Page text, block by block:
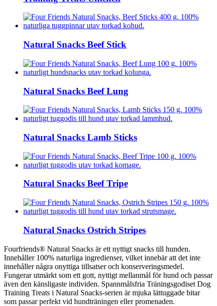
Natural Snacks Beef Stick
Natural Snacks Beef Lung
Natural Snacks Lamb Sticks
Natural Snacks Beef Tripe
Natural Snacks Ostrich Stripes
Fourfriends® Natural Snacks är ett nyttigt snacks till hunden.
Innehåller 100% naturliga ingredienser, vilket innebär att det inte
innehåller några onyttiga tillsatser och konserveringsmedel.
Fungerar utmärkt som ett gott, nyttigt mellanmål för hund och passar
även den känsligaste individen. Spannmålsfria Träningsgodiset Dog
Training Treats i Natural Snacks-serien är mjuka lättuggade bitar
som passar perfekt vid hundträningen eller promenaden.